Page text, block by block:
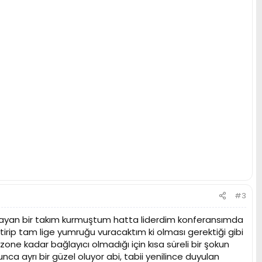
#3
bir takım kurmuştum hatta liderdim konferansımda
tam lige yumruğu vuracaktım ki olması gerektiği gibi
kadar bağlayıcı olmadığı için kısa süreli bir şokun
ayrı bir güzel oluyor abi, tabii yenilince duyulan